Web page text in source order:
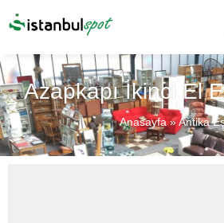
Azapkapı İkinci El
Anasayfa»Antika